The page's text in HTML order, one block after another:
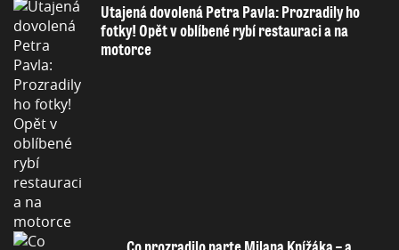
Utajená dovolená Petra Pavla: Prozradily ho
fotky! Opět v oblíbené rybí restauraci a na
motorce